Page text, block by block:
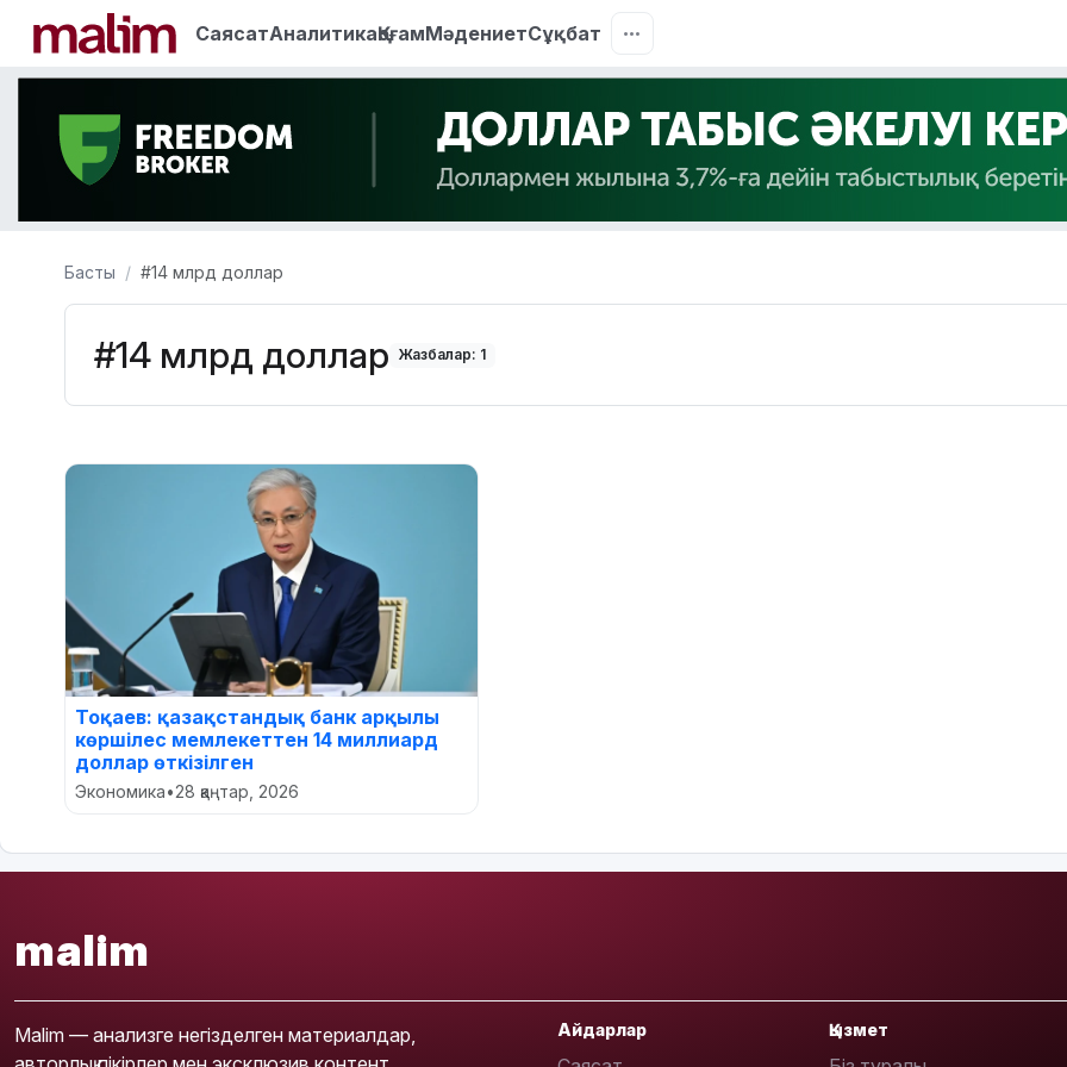
СаясатАналитикаҚоғамМәдениетСұқбат
Басты #14 млрд доллар
#14 млрд доллар Жазбалар: 1
Тоқаев: қазақстандық банк арқылы
көршілес мемлекеттен 14 миллиард
доллар өткізілген
Экономика•28 қаңтар, 2026
malim
Malim — анализге негізделген материалдар,
Айдарлар Қызмет